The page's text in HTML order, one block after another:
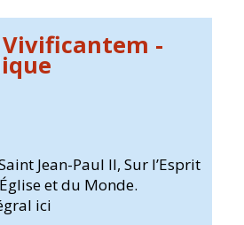
-
Jean-Paul II, Sur l’Esprit
et du Monde.
ici